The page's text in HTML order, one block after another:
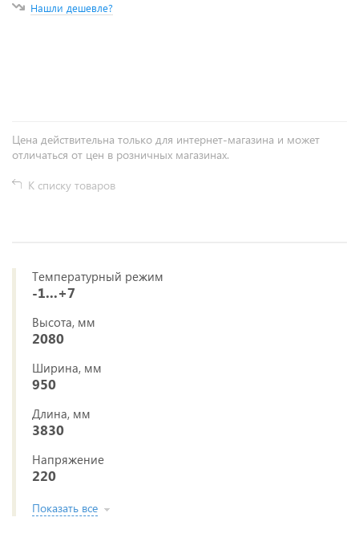
Нашли дешевле?
Цена действительна только для интернет-магазина и может
отличаться от цен в розничных магазинах.
К списку товаров
Температурный режим
-1...+7
Высота, мм
2080
Ширина, мм
950
Длина, мм
3830
Напряжение
220
Показать все